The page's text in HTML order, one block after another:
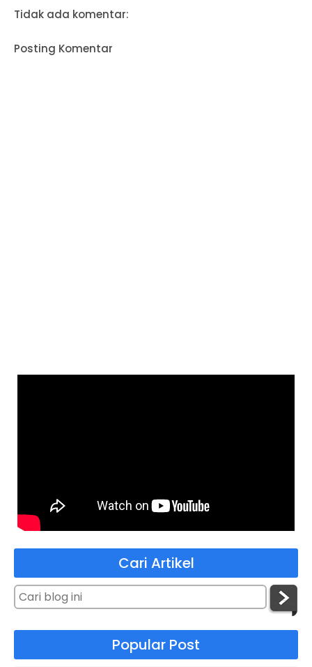
Tidak ada komentar:
Posting Komentar
Cari Artikel
Popular Post